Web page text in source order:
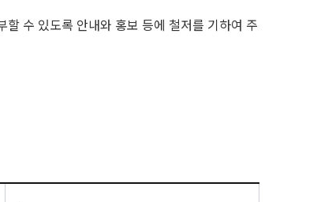
수 있도록 안내와 홍보 등에 철저를 기하여 주